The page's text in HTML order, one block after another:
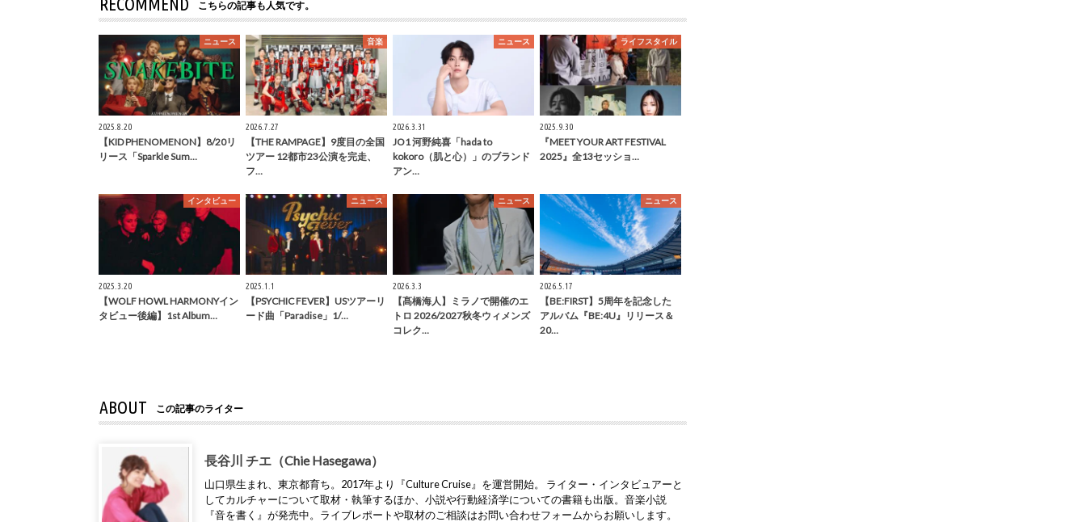
RECOMMEND こちらの記事も人気です。
ニュース
2025.8.20
【KID PHENOMENON】8/20リ
リース「Sparkle Sum…
音楽
2026.7.27
【THE RAMPAGE】9度目の全国
ツアー 12都市23公演を完走、
フ…
ニュース
2026.3.31
JO1 河野純喜「hada to
kokoro（肌と心）」のブランド
アン…
ライフスタイル
2025.9.30
『MEET YOUR ART FESTIVAL
2025』全13セッショ…
インタビュー
2025.3.20
【WOLF HOWL HARMONYイン
タビュー後編】1st Album…
ニュース
2025.1.1
【PSYCHIC FEVER】USツアーリ
ード曲「Paradise」1/…
ニュース
2026.3.3
【髙橋海人】ミラノで開催のエ
トロ 2026/2027秋冬ウィメンズ
コレク…
ニュース
2026.5.17
【BE:FIRST】5周年を記念した
アルバム『BE:4U』リリース＆
20…
ABOUT この記事のライター
長谷川 チエ（Chie Hasegawa）
山口県生まれ、東京都育ち。2017年より『Culture Cruise』を運営開始。 ライター・インタビュアーと
してカルチャーについて取材・執筆するほか、小説や行動経済学についての書籍も出版。音楽小説
『音を書く』が発売中。ライブレポートや取材のご相談はお問い合わせフォームからお願いします。